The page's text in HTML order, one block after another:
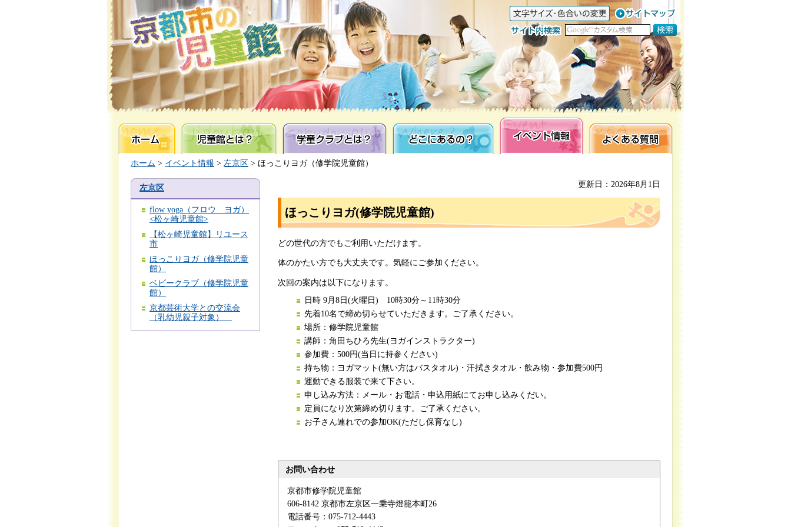
ホーム 児童館とは？ 学童クラブとは？ どこにあるの？ イベント情報 よくある質問
ホーム > イベント情報 > 左京区 > ほっこりヨガ（修学院児童館）
左京区
flow yoga（フロウ ヨガ）
<松ヶ崎児童館>
【松ヶ崎児童館】リユース
市
ほっこりヨガ（修学院児童
館）
ベビークラブ（修学院児童
館）
京都芸術大学との交流会
（乳幼児親子対象）
更新日：2026年8月1日
ほっこりヨガ(修学院児童館)
どの世代の方でもご利用いただけます。
体のかたい方でも大丈夫です。気軽にご参加ください。
次回の案内は以下になります。
日時 9月8日(火曜日) 10時30分～11時30分
先着10名で締め切らせていただきます。ご了承ください。
場所：修学院児童館
講師：角田ちひろ先生(ヨガインストラクター)
参加費：500円(当日に持参ください)
持ち物：ヨガマット(無い方はバスタオル)・汗拭きタオル・飲み物・参加費500円
運動できる服装で来て下さい。
申し込み方法：メール・お電話・申込用紙にてお申し込みくだい。
定員になり次第締め切ります。ご了承ください。
お子さん連れでの参加OK(ただし保育なし)
お問い合わせ
京都市修学院児童館
606-8142 京都市左京区一乗寺燈籠本町26
電話番号：075-712-4443